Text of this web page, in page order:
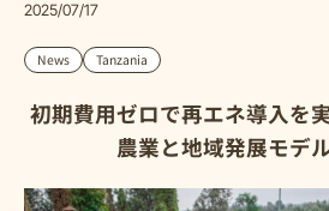
2025/07/17
News Tanzania
初期費用ゼロで再エネ導入を
農業と地域発展モデ